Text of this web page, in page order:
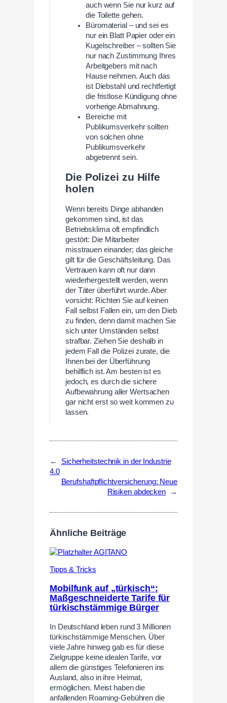
auch wenn Sie nur kurz auf
die Toilette gehen.
Büromaterial – und sei es
nur ein Blatt Papier oder ein
Kugelschreiber – sollten Sie
nur nach Zustimmung Ihres
Arbeitgebers mit nach
Hause nehmen. Auch das
ist Diebstahl und rechtfertigt
die fristlose Kündigung ohne
vorherige Abmahnung.
Bereiche mit
Publikumsverkehr sollten
von solchen ohne
Publikumsverkehr
abgetrennt sein.
Die Polizei zu Hilfe
holen
Wenn bereits Dinge abhanden
gekommen sind, ist das
Betriebsklima oft empfindlich
gestört: Die Mitarbeiter
misstrauen einander; das gleiche
gilt für die Geschäftsleitung. Das
Vertrauen kann oft nur dann
wiederhergestellt werden, wenn
der Täter überführt wurde. Aber
vorsicht: Richten Sie auf keinen
Fall selbst Fallen ein, um den Dieb
zu finden, denn damit machen Sie
sich unter Umständen selbst
strafbar. Ziehen Sie deshalb in
jedem Fall die Polizei zurate, die
Ihnen bei der Überführung
behilflich ist. Am besten ist es
jedoch, es durch die sichere
Aufbewahrung aller Wertsachen
gar nicht erst so weit kommen zu
lassen.
←
Sicherheitstechnik in der Industrie
4.0
Berufshaftpflichtversicherung: Neue
Risiken abdecken
→
Ähnliche Beiträge
Tipps & Tricks
Mobilfunk auf „türkisch“:
Maßgeschneiderte Tarife für
türkischstämmige Bürger
In Deutschland leben rund 3 Millionen
türkischstämmige Menschen. Über
viele Jahre hinweg gab es für diese
Zielgruppe keine idealen Tarife, vor
allem die günstiges Telefonieren ins
Ausland, also in ihre Heimat,
ermöglichen. Meist haben die
anfallenden Roaming-Gebühren die